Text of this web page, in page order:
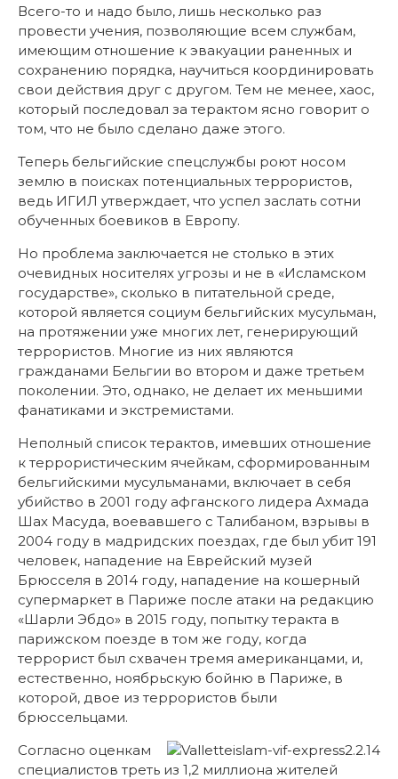
Всего-то и надо было, лишь несколько раз
провести учения, позволяющие всем службам,
имеющим отношение к эвакуации раненных и
сохранению порядка, научиться координировать
свои действия друг с другом. Тем не менее, хаос,
который последовал за терактом ясно говорит о
том, что не было сделано даже этого.
Теперь бельгийские спецслужбы роют носом
землю в поисках потенциальных террористов,
ведь ИГИЛ утверждает, что успел заслать сотни
обученных боевиков в Европу.
Но проблема заключается не столько в этих
очевидных носителях угрозы и не в «Исламском
государстве», сколько в питательной среде,
которой является социум бельгийских мусульман,
на протяжении уже многих лет, генерирующий
террористов. Многие из них являются
гражданами Бельгии во втором и даже третьем
поколении. Это, однако, не делает их меньшими
фанатиками и экстремистами.
Неполный список терактов, имевших отношение
к террористическим ячейкам, сформированным
бельгийскими мусульманами, включает в себя
убийство в 2001 году афганского лидера Ахмада
Шах Масуда, воевавшего с Талибаном, взрывы в
2004 году в мадридских поездах, где был убит 191
человек, нападение на Еврейский музей
Брюсселя в 2014 году, нападение на кошерный
супермаркет в Париже после атаки на редакцию
«Шарли Эбдо» в 2015 году, попытку теракта в
парижском поезде в том же году, когда
террорист был схвачен тремя американцами, и,
естественно, ноябрьскую бойню в Париже, в
которой, двое из террористов были
брюссельцами.
Согласно оценкам
специалистов треть из 1,2 миллиона жителей